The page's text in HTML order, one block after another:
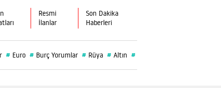
Resmi
İlanlar
Son Dakika
Haberleri
# Euro # Burç Yorumlar # Rüya # Altın #